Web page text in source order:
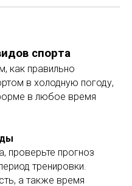
спорта
как правильно
в холодную погоду,
в любое время
проверьте прогноз
тренировки.
а также время